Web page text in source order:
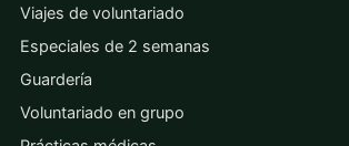
Viajes de voluntariado
Especiales de 2 semanas
Guardería
Voluntariado en grupo